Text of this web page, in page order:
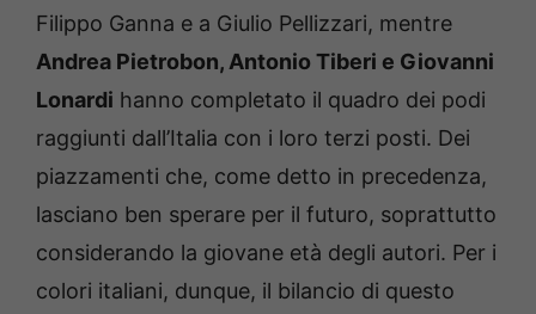
Filippo Ganna e a Giulio Pellizzari, mentre
Andrea Pietrobon, Antonio Tiberi e Giovanni
Lonardi hanno completato il quadro dei podi
raggiunti dall’Italia con i loro terzi posti. Dei
piazzamenti che, come detto in precedenza,
lasciano ben sperare per il futuro, soprattutto
considerando la giovane età degli autori. Per i
colori italiani, dunque, il bilancio di questo